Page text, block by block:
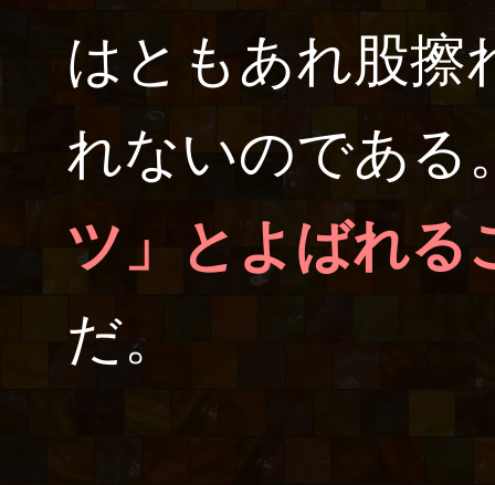
はともあれ股擦
れないのである
ツ」とよばれる
だ。